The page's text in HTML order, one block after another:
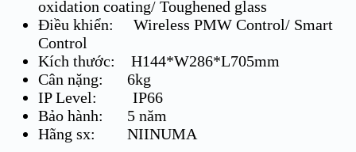
oxidation coating/ Toughened glass
Điều khiển: Wireless PMW Control/ Smart
Control
Kích thước: H144*W286*L705mm
Cân nặng: 6kg
IP Level: IP66
Bảo hành: 5 năm
Hãng sx: NIINUMA